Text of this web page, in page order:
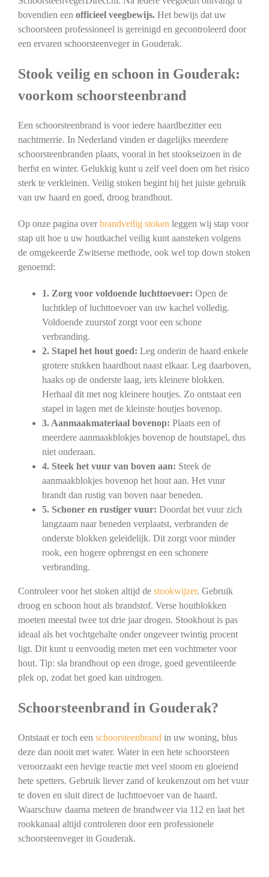
bovendien een officieel veegbewijs. Het bewijs dat uw
schoorsteen professioneel is gereinigd en gecontroleerd door
een ervaren schoorsteenveger in Gouderak.
Stook veilig en schoon in Gouderak:
voorkom schoorsteenbrand
Een schoorsteenbrand is voor iedere haardbezitter een
nachtmerrie. In Nederland vinden er dagelijks meerdere
schoorsteenbranden plaats, vooral in het stookseizoen in de
herfst en winter. Gelukkig kunt u zelf veel doen om het risico
sterk te verkleinen. Veilig stoken begint bij het juiste gebruik
van uw haard en goed, droog brandhout.
Op onze pagina overbrandveilig stoken leggen wij stap voor
stap uit hoe u uw houtkachel veilig kunt aansteken volgens
de omgekeerde Zwitserse methode, ook wel top down stoken
genoemd:
1. Zorg voor voldoende luchttoevoer: Open de
luchtklep of luchttoevoer van uw kachel volledig.
Voldoende zuurstof zorgt voor een schone
verbranding.
2. Stapel het hout goed: Leg onderin de haard enkele
grotere stukken haardhout naast elkaar. Leg daarboven,
haaks op de onderste laag, iets kleinere blokken.
Herhaal dit met nog kleinere houtjes. Zo ontstaat een
stapel in lagen met de kleinste houtjes bovenop.
3. Aanmaakmateriaal bovenop: Plaats een of
meerdere aanmaakblokjes bovenop de houtstapel, dus
niet onderaan.
4. Steek het vuur van boven aan: Steek de
aanmaakblokjes bovenop het hout aan. Het vuur
brandt dan rustig van boven naar beneden.
5. Schoner en rustiger vuur: Doordat het vuur zich
langzaam naar beneden verplaatst, verbranden de
onderste blokken geleidelijk. Dit zorgt voor minder
rook, een hogere opbrengst en een schonere
verbranding.
Controleer voor het stoken altijd de stookwijzer. Gebruik
droog en schoon hout als brandstof. Verse houtblokken
moeten meestal twee tot drie jaar drogen. Stookhout is pas
ideaal als het vochtgehalte onder ongeveer twintig procent
ligt. Dit kunt u eenvoudig meten met een vochtmeter voor
hout. Tip: sla brandhout op een droge, goed geventileerde
plek op, zodat het goed kan uitdrogen.
Schoorsteenbrand in Gouderak?
Ontstaat er toch een schoorsteenbrand in uw woning, blus
deze dan nooit met water. Water in een hete schoorsteen
veroorzaakt een hevige reactie met veel stoom en gloeiend
hete spetters. Gebruik liever zand of keukenzout om het vuur
te doven en sluit direct de luchttoevoer van de haard.
Waarschuw daarna meteen de brandweer via 112 en laat het
rookkanaal altijd controleren door een professionele
schoorsteenveger in Gouderak.